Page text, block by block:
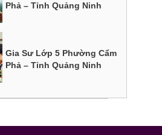
Phả – Tỉnh Quảng Ninh
Gia Sư Lớp 5 Phường Cẩm
Phả – Tỉnh Quảng Ninh